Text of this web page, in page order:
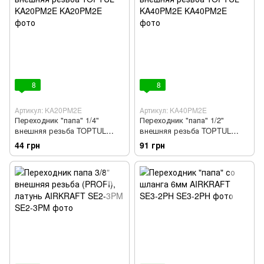
8
Артикул: KA20PM2E
Переходник "папа" 1/4"
внешняя резьба TOPTUL
KA20PM2E
44 грн
8
Артикул: KA40PM2E
Переходник "папа" 1/2"
внешняя резьба TOPTUL
KA40PM2E
91 грн